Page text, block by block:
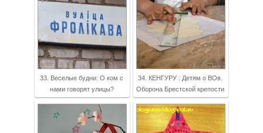
33. Веселые будни: О ком с
нами говорят улицы?
34. КЕНГУРУ : Детям о ВОв.
Оборона Брестской крепости